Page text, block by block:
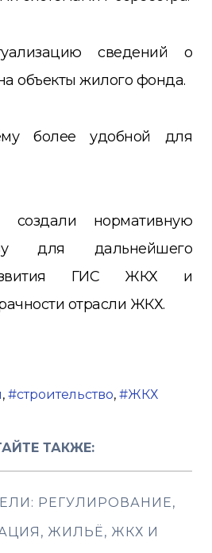
сведений о
объекты жилого фонда.
более удобной для
создали нормативную
для дальнейшего
ГИС ЖКХ и
отрасли ЖКХ.
строительство ЖКХ
ТАКЖЕ:
РЕГУЛИРОВАНИЕ,
ЖИЛЬЁ, ЖКХ И